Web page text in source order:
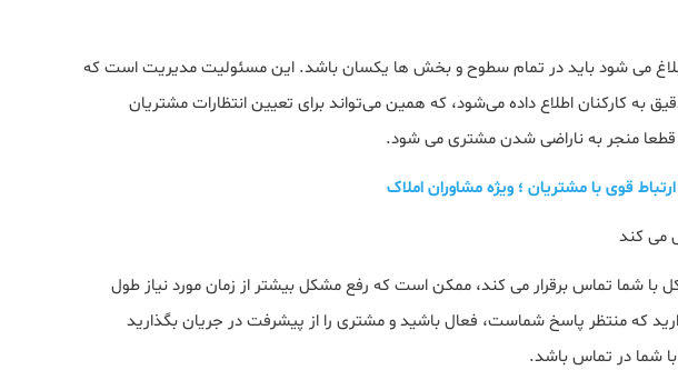
می شود باید در تمام سطوح و بخش ها یکسان باشد. این مسئولیت مدیریت است که
به کارکنان اطلاع داده می‌شود، که همین می‌تواند برای تعیین انتظارات مشتریان
قطعا منجر به ناراضی شدن مشتری می شود.
می کند
شما تماس برقرار می کند، ممکن است که رفع مشکل بیشتر از زمان مورد نیاز طول
که منتظر پاسخ شماست، فعال باشید و مشتری را از پیشرفت در جریان بگذارید
با شما در تماس باشد.